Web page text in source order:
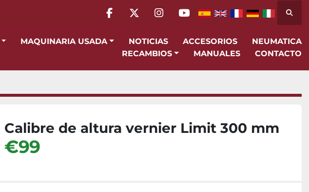
facebook
twitterinstagram
youtube
MAQUINARIA USADA NOTICIAS ACCESORIOS
NEUMATICA
RECAMBIOS
MANUALES CONTACTO
Calibre de altura vernier Limit 300 mm
€99